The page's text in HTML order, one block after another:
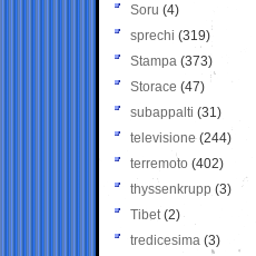
Soru (4)
sprechi (319)
Stampa (373)
Storace (47)
subappalti (31)
televisione(244)
terremoto (402)
thyssenkrupp (3)
Tibet(2)
tredicesima (3)